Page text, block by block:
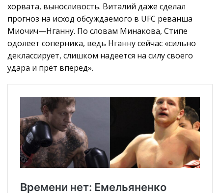
хорвата, выносливость. Виталий даже сделал
прогноз на исход обсуждаемого в UFC реванша
Миочич—Нганну. По словам Минакова, Стипе
одолеет соперника, ведь Нганну сейчас «сильно
деклассирует, слишком надеется на силу своего
удара и прёт вперед».